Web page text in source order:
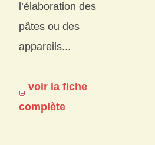
l’élaboration des
pâtes ou des
appareils...
voir la fiche
complète